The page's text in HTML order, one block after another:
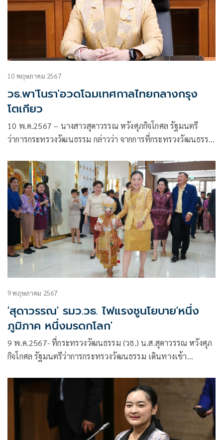
10 พฤษภาคม 2567
วธ.พา'โนรา'อวดโฉมเทศกาลไทยกลางกรุง
โตเกียว
10 พ.ค.2567 – นางสาวสุดาวรรณ หวังศุภกิจโกศล รัฐมนตรี
ว่าการกระทรวงวัฒนธรรม กล่าวว่า จากการที่กระทรวงวัฒนธรรม
(Soft Power) ของไทยในกรอบทวิภาคีประจำปี
9 พฤษภาคม 2567
'สุดาวรรณ' รมว.วธ. ไฟแรงชูนโยบาย'หนึ่ง
ภูมิภาค หนึ่งมรดกโลก'
9 พ.ค.2567- ที่กระทรวงวัฒนธรรม (วธ.) น.ส.สุดาวรรณ หวังศุภ
กิจโกศล รัฐมนตรีว่าการกระทรวงวัฒนธรรม เดินทางเข้า
เข้าสักการะสิ่งศักดิ์สิทธิ์ประจำ วธ. ประกอบด้วย จุดที่ 1 ศาลตา-
ยาย จุดที่ 2 ศาลพระภูมิ จุดที่ 3 พระพิฆเนศวร์